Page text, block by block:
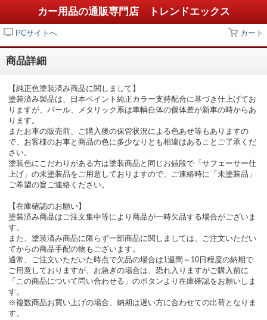
カー用品の通販専門店 トレンドエックス
PCサイトへ カート
商品詳細
【純正色塗装済み商品に関しまして】
塗装済み製品は、日本ペイント純正カラー支持配合に基づき仕上げてお
りますが、パール、メタリック系は車輌自体の個体差が新車の時からあ
ります。
またお車の販売前、ご購入後の保管状況による色あせ等もありますの
で、お客様のお車と商品の色に多少なりとも相違はあることご了承くだ
さい。
塗装色にこだわりがある方は塗装商品と同じお値段で「サフェーサー仕
上げ」の未塗装品をご用意しておりますので、ご連絡時に「未塗装品」
ご希望の旨ご連絡ください。
【在庫確認のお願い】
塗装済み商品はご注文集中等により商品が一時欠品する場合がございま
す。
また、塗装済み商品に限らず一部商品に関しましては、ご注文いただい
てからの商品手配の物もございます。
通常、ご注文いただいた時点で欠品の場合は1週間～10日程度の納期で
ご用意しておりますが、お急ぎの場合は、恐れ入りますがご購入前に
「この商品について問い合わせる」のボタンより在庫確認をお願いしま
す。
※複数商品お買い上げの場合、納期は遅い方に合わせての出荷となりま
す。